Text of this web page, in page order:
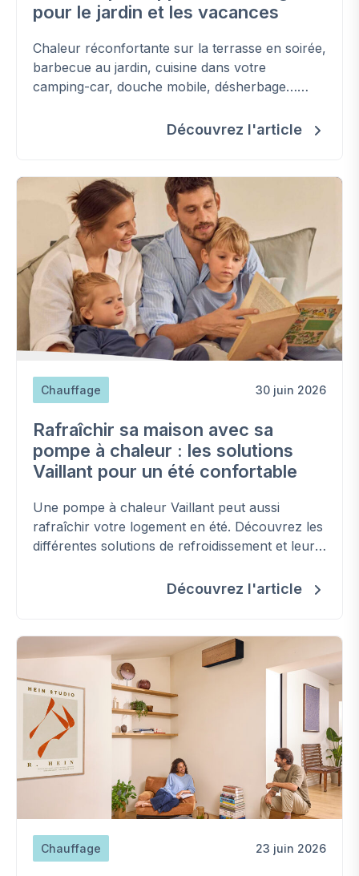
pour le jardin et les vacances
Chaleur réconfortante sur la terrasse en soirée,
barbecue au jardin, cuisine dans votre
camping-car, douche mobile, désherbage…
insoupçonnées - du gaz (bio)propane en
Découvrez l'article
Chauffage 30 juin 2026
Rafraîchir sa maison avec sa
pompe à chaleur : les solutions
Vaillant pour un été confortable
Une pompe à chaleur Vaillant peut aussi
rafraîchir votre logement en été. Découvrez les
différentes solutions de refroidissement et leurs
Découvrez l'article
Chauffage 23 juin 2026